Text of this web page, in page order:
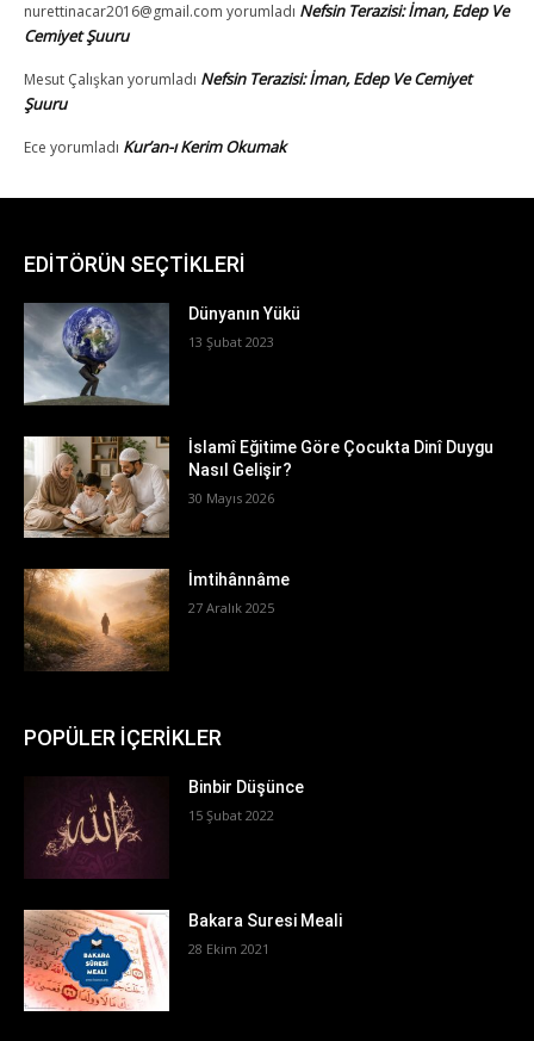
EDİTÖRÜN SEÇTİKLERİ
Dünyanın Yükü
13 Şubat 2023
İslamî Eğitime Göre Çocukta Dinî Duygu
Nasıl Gelişir?
30 Mayıs 2026
İmtihânnâme
27 Aralık 2025
POPÜLER İÇERİKLER
Binbir Düşünce
15 Şubat 2022
Bakara Suresi Meali
28 Ekim 2021